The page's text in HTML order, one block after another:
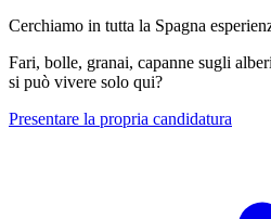
Cerchiamo in tutta la Spagna
Fari, bolle, granai, capanne sugli
si può vivere solo qui?
Presentare la propria candidatura